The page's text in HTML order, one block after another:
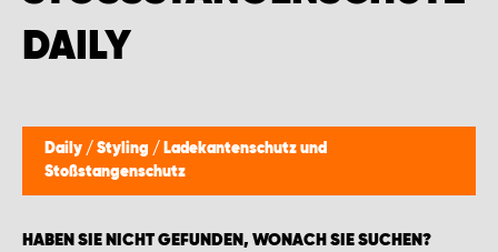
AILY
Daily / Styling / Ladekantenschutz und
Stoßstangenschutz
HABEN SIE NICHT GEFUNDEN, WONACH SIE SUCHEN?
WORK SYSTEM BRÜSSEL
WORK SYSTEM NAMEN
WORK SYSTEM WORK SYSTEM BRÜGGE